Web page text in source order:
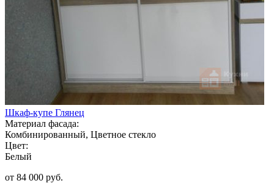
Шкаф-купе Глянец
Материал фасада:
Комбинированный, Цветное стекло
Цвет:
Белый
от 84 000 руб.